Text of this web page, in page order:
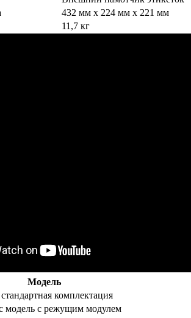
432 мм x 224 мм x 221 мм
11,7 кг
Модель
комплектация
модель с режущим модулем